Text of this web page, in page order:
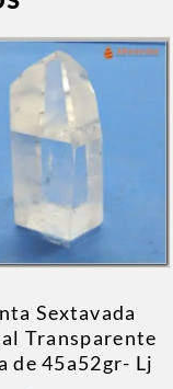
Sextavada
Transparente
de 45a52gr- Lj